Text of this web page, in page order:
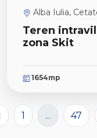
Teren
zona Skit
Alba Iulia,
1654mp
1 ... 47